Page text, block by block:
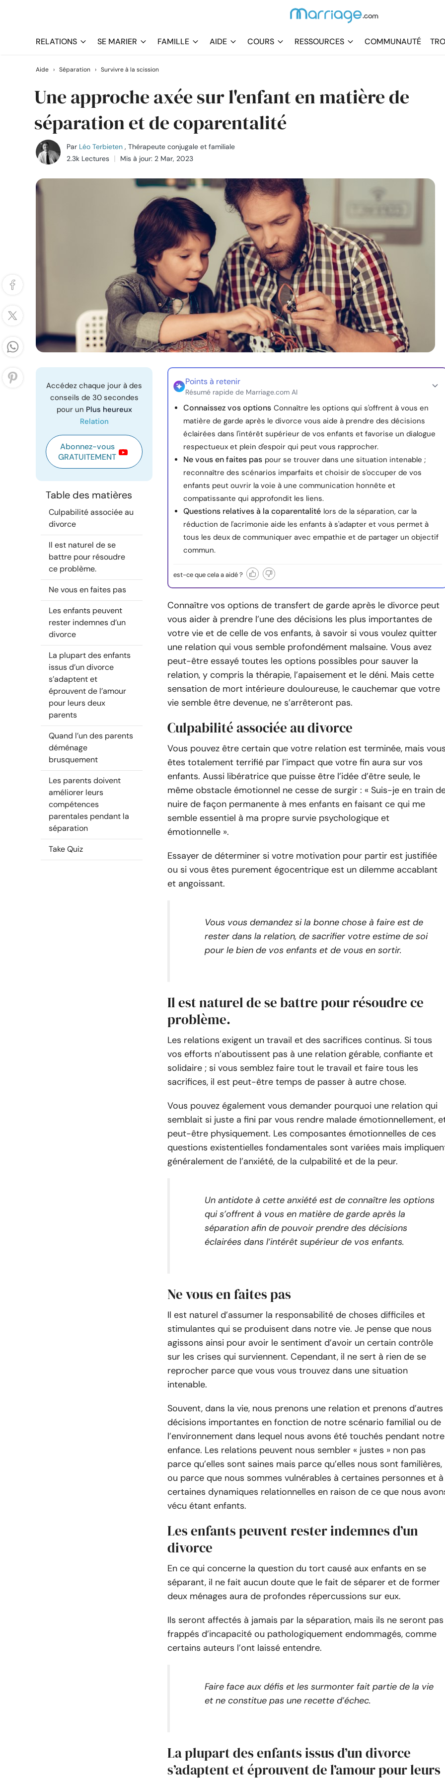
RELATIONS SE MARIER FAMILLE AIDE COURS RESSOURCES COMMUNAUTÉ
Aide › Séparation › Survivre à la scission
Une approche axée sur l'enfant en matière de
séparation et de coparentalité
Par Léo Terbieten , Thérapeute conjugale et familiale
2.3k Lectures
Mis à jour: 2 Mar, 2023
Accédez chaque jour à des
conseils de 30 secondes
pour un Plus heureux
Relation
Abonnez-vous
GRATUITEMENT
Table des matières
Culpabilité associée au
divorce
Il est naturel de se
battre pour résoudre
ce problème.
Ne vous en faites pas
Les enfants peuvent
rester indemnes d’un
divorce
La plupart des enfants
issus d’un divorce
s’adaptent et
éprouvent de l’amour
pour leurs deux
parents
Quand l’un des parents
déménage
brusquement
Les parents doivent
améliorer leurs
compétences
parentales pendant la
séparation
Take Quiz
Points à retenir
Résumé rapide de Marriage.com AI
Connaissez vos options Connaître les options qui s'offrent à vous en
matière de garde après le divorce vous aide à prendre des décisions
éclairées dans l'intérêt supérieur de vos enfants et favorise un dialogue
respectueux et plein d'espoir qui peut vous rapprocher.
Ne vous en faites pas pour se trouver dans une situation intenable ;
reconnaître des scénarios imparfaits et choisir de s'occuper de vos
enfants peut ouvrir la voie à une communication honnête et
compatissante qui approfondit les liens.
Questions relatives à la coparentalité lors de la séparation, car la
réduction de l'acrimonie aide les enfants à s'adapter et vous permet à
tous les deux de communiquer avec empathie et de partager un objectif
commun.
est-ce que cela a aidé ?
Connaître vos options de transfert de garde après le divorce peut
vous aider à prendre l’une des décisions les plus importantes de
votre vie et de celle de vos enfants, à savoir si vous voulez quitter
une relation qui vous semble profondément malsaine. Vous avez
peut-être essayé toutes les options possibles pour sauver la
relation, y compris la thérapie, l’apaisement et le déni. Mais cette
sensation de mort intérieure douloureuse, le cauchemar que votre
vie semble être devenue, ne s’arrêteront pas.
Culpabilité associée au divorce
Vous pouvez être certain que votre relation est terminée, mais
êtes totalement terrifié par l’impact que votre fin aura sur vos
enfants. Aussi libératrice que puisse être l’idée d’être seule, le
même obstacle émotionnel ne cesse de surgir : « Suis-je en train
nuire de façon permanente à mes enfants en faisant ce qui me
semble essentiel à ma propre survie psychologique et
émotionnelle ».
Essayer de déterminer si votre motivation pour partir est justifiée
ou si vous êtes purement égocentrique est un dilemme accablant
et angoissant.
Vous vous demandez si la bonne chose à faire est de
rester dans la relation, de sacrifier votre estime de soi
pour le bien de vos enfants et de vous en sortir.
Il est naturel de se battre pour résoudre ce
problème.
Les relations exigent un travail et des sacrifices continus. Si tous
vos efforts n’aboutissent pas à une relation gérable, confiante et
solidaire ; si vous semblez faire tout le travail et faire tous les
sacrifices, il est peut-être temps de passer à autre chose.
Vous pouvez également vous demander pourquoi une relation qui
semblait si juste a fini par vous rendre malade émotionnellement,
peut-être physiquement. Les composantes émotionnelles de ces
questions existentielles fondamentales sont variées mais
généralement de l’anxiété, de la culpabilité et de la peur.
Un antidote à cette anxiété est de connaître les options
qui s’offrent à vous en matière de garde après la
séparation afin de pouvoir prendre des décisions
éclairées dans l’intérêt supérieur de vos enfants.
Ne vous en faites pas
Il est naturel d’assumer la responsabilité de choses difficiles et
stimulantes qui se produisent dans notre vie. Je pense que nous
agissons ainsi pour avoir le sentiment d’avoir un certain contrôle
sur les crises qui surviennent. Cependant, il ne sert à rien de se
reprocher parce que vous vous trouvez dans une situation
intenable.
Souvent, dans la vie, nous prenons une relation et prenons d’autres
décisions importantes en fonction de notre scénario familial ou de
l’environnement dans lequel nous avons été touchés pendant notre
enfance. Les relations peuvent nous sembler « justes » non pas
parce qu’elles sont saines mais parce qu’elles nous sont familières,
ou parce que nous sommes vulnérables à certaines personnes et à
certaines dynamiques relationnelles en raison de ce que nous
vécu étant enfants.
Les enfants peuvent rester indemnes d’un
divorce
En ce qui concerne la question du tort causé aux enfants en se
séparant, il ne fait aucun doute que le fait de séparer et de former
deux ménages aura de profondes répercussions sur eux.
Ils seront affectés à jamais par la séparation, mais ils ne seront pas
frappés d’incapacité ou pathologiquement endommagés, comme
certains auteurs l’ont laissé entendre.
Faire face aux défis et les surmonter fait partie de la vie
et ne constitue pas une recette d’échec.
La plupart des enfants issus d’un divorce
s’adaptent et éprouvent de l’amour pour leurs